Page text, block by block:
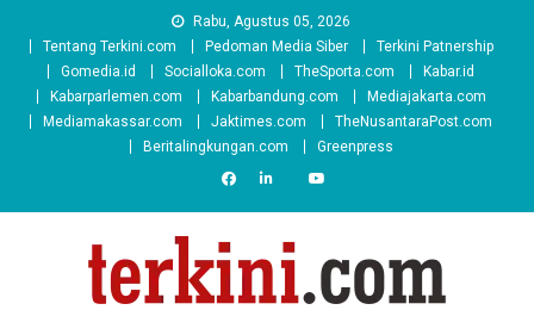
Rabu, Agustus 05, 2026
Tentang Terkini.com
Pedoman Media Siber
Terkini Patnership
Gomedia.id
Socialloka.com TheSporta.com
Kabar.id
Kabarparlemen.com
Kabarbandung.com
Mediajakarta.com
Mediamakassar.com
Jaktimes.com
TheNusantaraPost.com
Beritalingkungan.com
Greenpress